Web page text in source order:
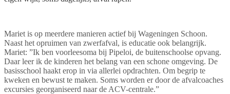
Mariet is op meerdere manieren actief bij Wageningen Schoon.
Naast het opruimen van zwerfafval, is educatie ook belangrijk.
Mariet: ”Ik ben voorleesoma bij Pipeloi, de buitenschoolse opvang.
Daar leer ik de kinderen het belang van een schone omgeving. De
basisschool haakt erop in via allerlei opdrachten. Om begrip te
kweken en bewust te maken. Soms worden er door de afvalcoaches
excursies georganiseerd naar de ACV-centrale.”